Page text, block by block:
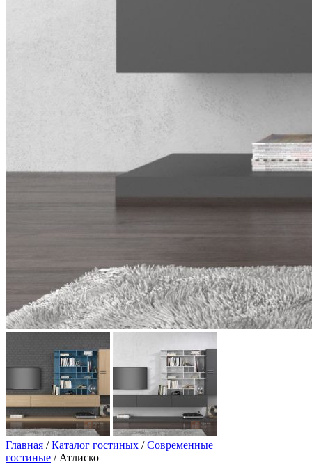
Главная /Каталог гостиных /Современные
гостиные / Атлиско